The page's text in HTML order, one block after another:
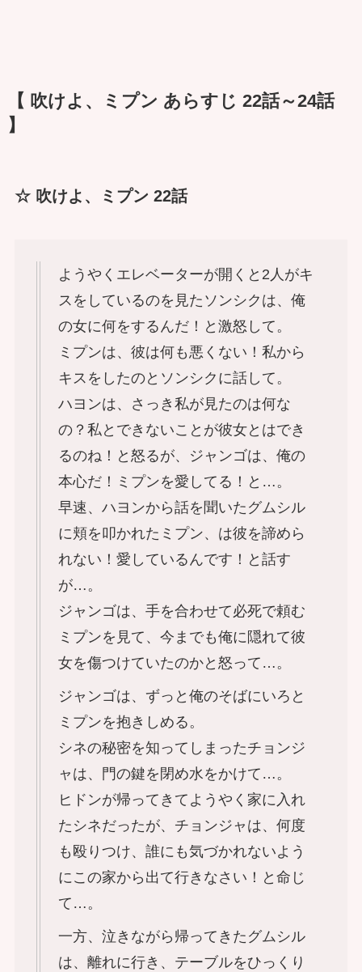
【 吹けよ、ミプン あらすじ 22話～24話
】
☆ 吹けよ、ミプン 22話
ようやくエレベーターが開くと2人がキ
スをしているのを見たソンシクは、俺
の女に何をするんだ！と激怒して。
ミプンは、彼は何も悪くない！私から
キスをしたのとソンシクに話して。
ハヨンは、さっき私が見たのは何な
の？私とできないことが彼女とはでき
るのね！と怒るが、ジャンゴは、俺の
本心だ！ミプンを愛してる！と…。
早速、ハヨンから話を聞いたグムシル
に頬を叩かれたミプン、は彼を諦めら
れない！愛しているんです！と話す
が…。
ジャンゴは、手を合わせて必死で頼む
ミプンを見て、今までも俺に隠れて彼
女を傷つけていたのかと怒って…。
ジャンゴは、ずっと俺のそばにいろと
ミプンを抱きしめる。
シネの秘密を知ってしまったチョンジ
ャは、門の鍵を閉め水をかけて…。
ヒドンが帰ってきてようやく家に入れ
たシネだったが、チョンジャは、何度
も殴りつけ、誰にも気づかれないよう
にこの家から出て行きなさい！と命じ
て…。
一方、泣きながら帰ってきたグムシル
は、離れに行き、テーブルをひっくり